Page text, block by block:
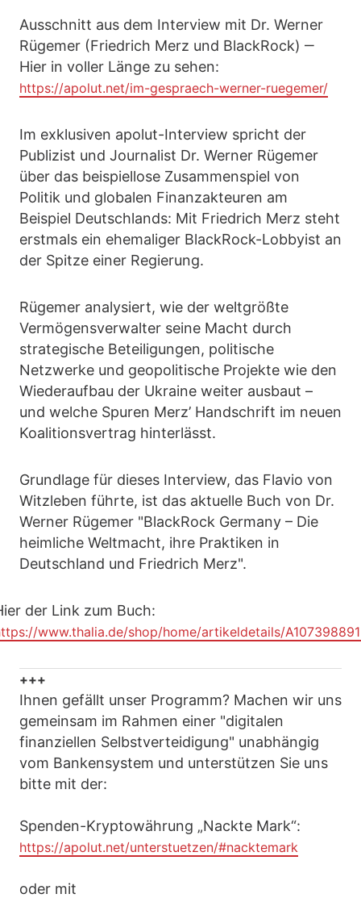
Ausschnitt aus dem Interview mit Dr. Werner
Rügemer (Friedrich Merz und BlackRock) ‒
Hier in voller Länge zu sehen:
https://apolut.net/im-gespraech-werner-ruegemer/
Im exklusiven apolut-Interview spricht der
Publizist und Journalist Dr. Werner Rügemer
über das beispiellose Zusammenspiel von
Politik und globalen Finanzakteuren am
Beispiel Deutschlands: Mit Friedrich Merz steht
erstmals ein ehemaliger BlackRock-Lobbyist an
der Spitze einer Regierung.
Rügemer analysiert, wie der weltgrößte
Vermögensverwalter seine Macht durch
strategische Beteiligungen, politische
Netzwerke und geopolitische Projekte wie den
Wiederaufbau der Ukraine weiter ausbaut –
und welche Spuren Merz’ Handschrift im neuen
Koalitionsvertrag hinterlässt.
Grundlage für dieses Interview, das Flavio von
Witzleben führte, ist das aktuelle Buch von Dr.
Werner Rügemer "BlackRock Germany – Die
heimliche Weltmacht, ihre Praktiken in
Deutschland und Friedrich Merz".
der Link zum Buch:
www.thalia.de/shop/home/artikeldetails/
+++
Ihnen gefällt unser Programm? Machen wir uns
gemeinsam im Rahmen einer "digitalen
finanziellen Selbstverteidigung" unabhängig
vom Bankensystem und unterstützen Sie uns
bitte mit der:
Spenden-Kryptowährung „Nackte Mark“:
https://apolut.net/unterstuetzen/#nacktemark
oder mit